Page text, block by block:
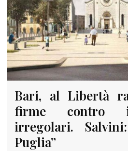
Bari, al Libertà
firme contro
irregolari.
Puglia”